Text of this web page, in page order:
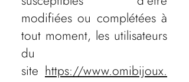
modifiées ou complétées à
tout moment, les utilisateurs
du
site https://www.omibijoux.